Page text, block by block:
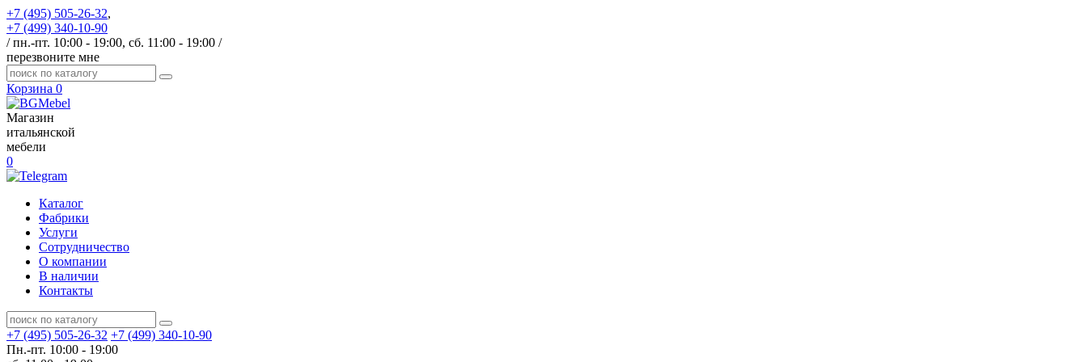
+7 (495) 505-26-32,
+7 (499) 340-10-90
/ пн.-пт. 10:00 - 19:00, сб. 11:00 - 19:00 /
перезвоните мне
Корзина 0
Магазин
итальянской
мебели
0
Каталог
Фабрики
Услуги
Сотрудничество
О компании
В наличии
Контакты
+7 (495) 505-26-32 +7 (499) 340-10-90
Пн.-пт. 10:00 - 19:00